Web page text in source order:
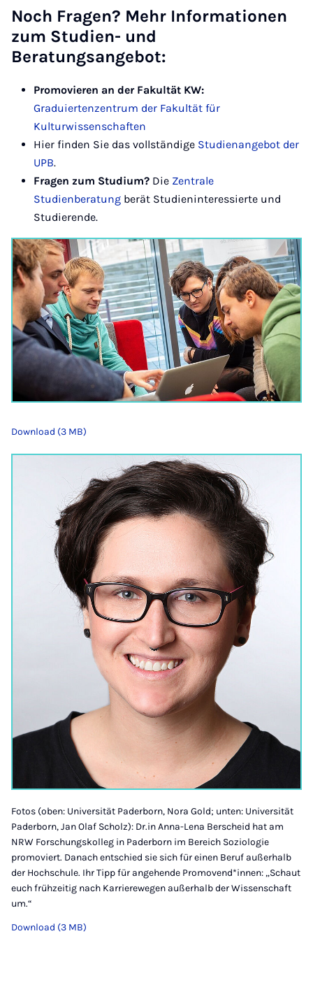
Noch Fragen? Mehr Informationen
zum Studien- und
Beratungsangebot:
Promovieren an der Fakultät KW:
Graduiertenzentrum der Fakultät für
Kulturwissenschaften
Hier finden Sie das vollständige Studienangebot der
UPB.
Fragen zum Studium? Die Zentrale
Studienberatung berät Studieninteressierte und
Studierende.
Download (3 MB)
Fotos (oben: Universität Paderborn, Nora Gold; unten: Universität
Paderborn, Jan Olaf Scholz): Dr.in Anna-Lena Berscheid hat am
NRW Forschungskolleg in Paderborn im Bereich Soziologie
promoviert. Danach entschied sie sich für einen Beruf außerhalb
der Hochschule. Ihr Tipp für angehende Promovend*innen: „Schaut
euch frühzeitig nach Karrierewegen außerhalb der Wissenschaft
um.“
Download (3 MB)